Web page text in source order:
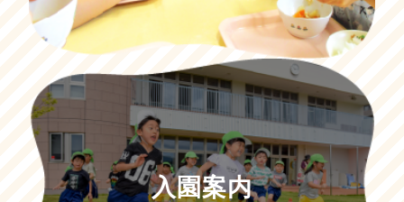
入園案内